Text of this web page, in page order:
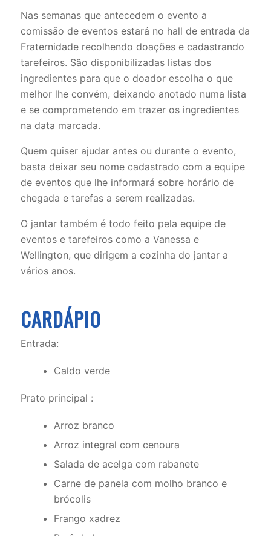
Nas semanas que antecedem o evento a
comissão de eventos estará no hall de entrada da
Fraternidade recolhendo doações e cadastrando
tarefeiros. São disponibilizadas listas dos
ingredientes para que o doador escolha o que
melhor lhe convém, deixando anotado numa lista
e se comprometendo em trazer os ingredientes
na data marcada.
Quem quiser ajudar antes ou durante o evento,
basta deixar seu nome cadastrado com a equipe
de eventos que lhe informará sobre horário de
chegada e tarefas a serem realizadas.
O jantar também é todo feito pela equipe de
eventos e tarefeiros como a Vanessa e
Wellington, que dirigem a cozinha do jantar a
vários anos.
CARDÁPIO
Entrada:
Caldo verde
Prato principal :
Arroz branco
Arroz integral com cenoura
Salada de acelga com rabanete
Carne de panela com molho branco e
brócolis
Frango xadrez